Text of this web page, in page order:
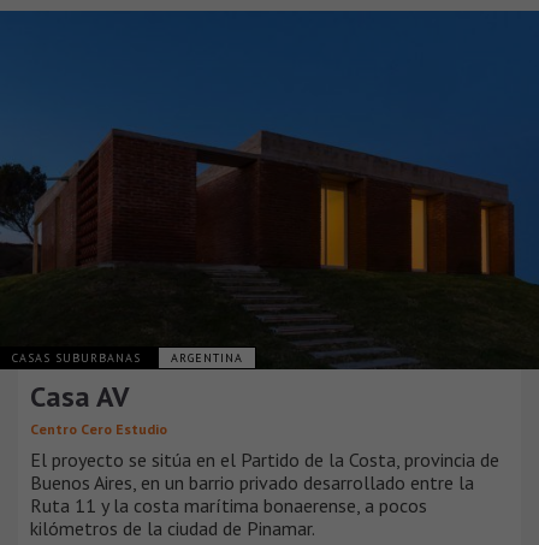
CASAS SUBURBANAS ARGENTINA
Casa AV
Centro Cero Estudio
El proyecto se sitúa en el Partido de la Costa, provincia de
Buenos Aires, en un barrio privado desarrollado entre la
Ruta 11 y la costa marítima bonaerense, a pocos
kilómetros de la ciudad de Pinamar.